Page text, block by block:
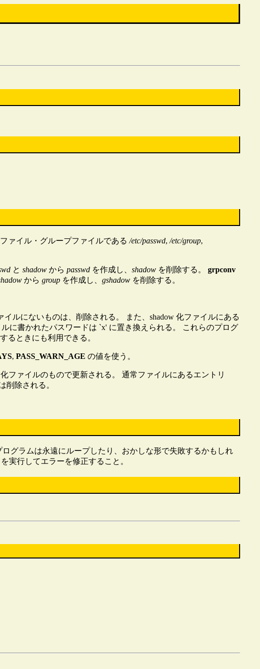
ァイル・グループファイルである/etc/passwd,/etc/group,
とshadow からpasswd を作成し、shadow を削除する。grpconv
からgroup を作成し、gshadow を削除する。
ルにないものは、削除される。 また、shadow 化ファイルにある
に書かれたパスワードは `x' に置き換えられる。 これらのプログ
るときにも利用できる。
,PASS_WARN_AGE の値を使う。
ファイルのもので更新される。 通常ファイルにあるエントリ
削除される。
グラムは永遠にループしたり、おかしな形で失敗するかもしれ
を実行してエラーを修正すること。